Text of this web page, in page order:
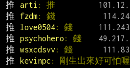
推
arti : 推
推
fzdm: 錢
推
love0504: 錢
推
psychohero : 錢
推
wsxcdsvv : 錢
推
kevinpc : 剛生出來好可怕喔